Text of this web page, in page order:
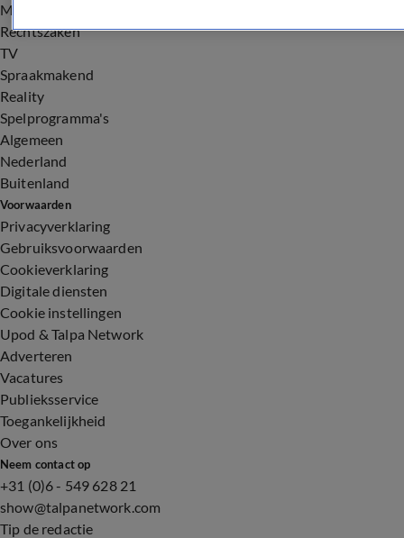
Misdaad
Rechtszaken
TV
Spraakmakend
Reality
Spelprogramma's
Algemeen
Nederland
Buitenland
Voorwaarden
Privacyverklaring
Gebruiksvoorwaarden
Cookieverklaring
Digitale diensten
Cookie instellingen
Upod & Talpa Network
Adverteren
Vacatures
Publieksservice
Toegankelijkheid
Over ons
Neem contact op
+31 (0)6 - 549 628 21
show@talpanetwork.com
Tip de redactie